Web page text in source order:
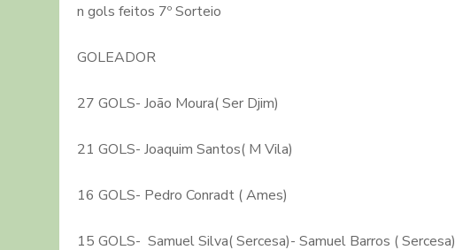
n gols feitos 7º Sorteio
GOLEADOR
27 GOLS- João Moura( Ser Djim)
21 GOLS- Joaquim Santos( M Vila)
16 GOLS- Pedro Conradt ( Ames)
15 GOLS- Samuel Silva( Sercesa)- Samuel Barros ( Sercesa)